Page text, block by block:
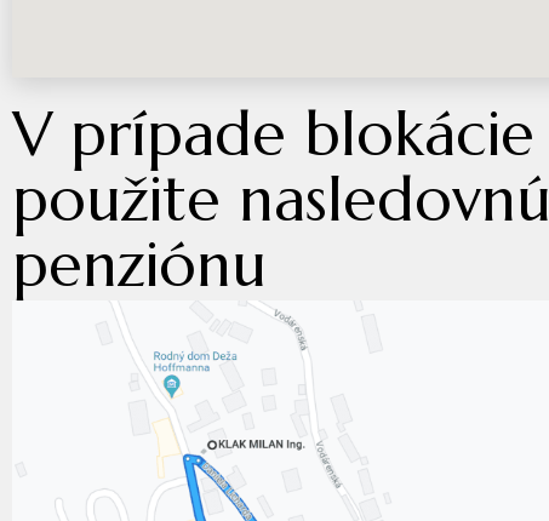
V prípade
použite
penziónu